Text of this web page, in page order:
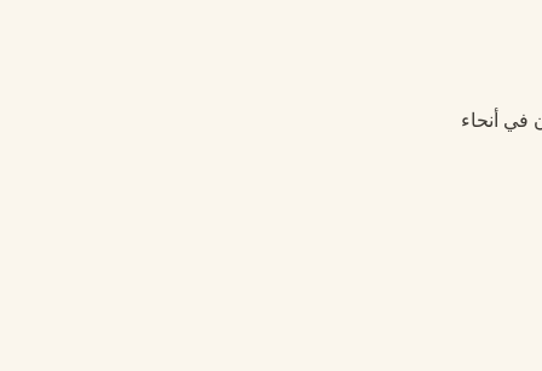
في أنحاء